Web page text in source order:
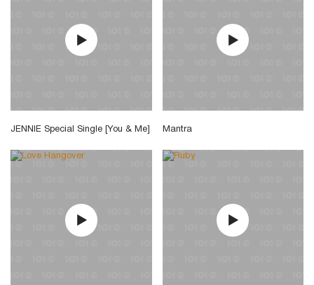
JENNIE Special Single [You & Me] Mantra